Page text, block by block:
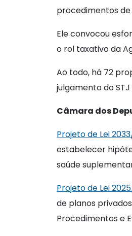
procedimentos de
Ele convocou
o rol taxativo da
Ao todo, há 72
julgamento do
Câmara dos
Projeto de Lei
estabelecer
saúde
Projeto de Lei
de planos
Procedimentos